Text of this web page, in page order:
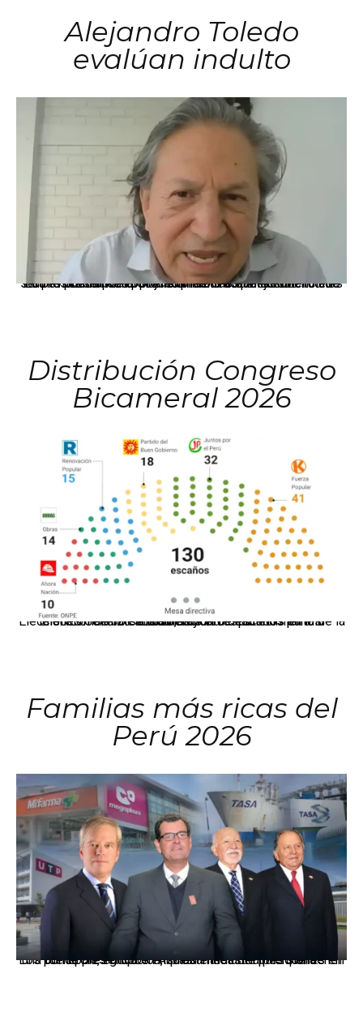
Alejandro Toledo
evalúan indulto
La presidenta Keiko Fujimori informó que la solicitud de indulto presentada por el expresidente Alejandro Toledo será evaluada por la Comisión de Gracias Presidenciales conforme al procedimiento establecido.
Distribución Congreso
Bicameral 2026
El JNE oficializó la distribución de escaños para la elección de 60 senadores y 130 diputados en las Elecciones Generales 2026, tras el restablecimiento de la Bicameralidad.
Familias más ricas del
Perú 2026
Los principales grupos empresariales del país mantienen una fuerte presencia en Áncash mediante inversiones en comercio, educación, salud e industria pesquera.